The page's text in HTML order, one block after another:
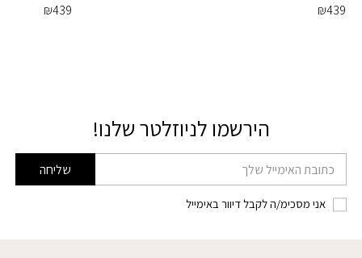
₪439
₪439
הירשמו לניוזלטר שלנו!
דוא׳׳ל שליחה
אני מסכימ/ה לקבל דיוור באימייל